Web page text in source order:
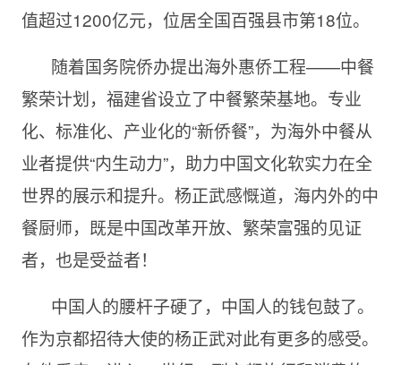
值超过1200亿元，位居全国百强县市第18位。
随着国务院侨办提出海外惠侨工程——中餐
繁荣计划，福建省设立了中餐繁荣基地。专业
化、标准化、产业化的“新侨餐”，为海外中餐从
业者提供“内生动力”，助力中国文化软实力在全
世界的展示和提升。杨正武感慨道，海内外的中
餐厨师，既是中国改革开放、繁荣富强的见证
者，也是受益者！
中国人的腰杆子硬了，中国人的钱包鼓了。
作为京都招待大使的杨正武对此有更多的感受。